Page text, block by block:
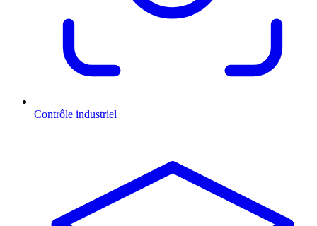
Contrôle industriel